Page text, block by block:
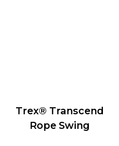
Trex® Transcend
Rope Swing